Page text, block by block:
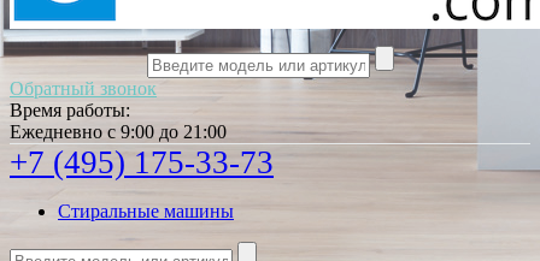
Обратный звонок
Время работы:
Ежедневно с 9:00 до 21:00
+7 (495) 175-33-73
Стиральные машины